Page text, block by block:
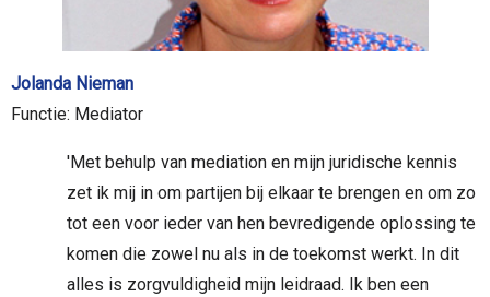
Jolanda Nieman
Functie: Mediator
'Met behulp van mediation en mijn juridische kennis
zet ik mij in om partijen bij elkaar te brengen en om zo
tot een voor ieder van hen bevredigende oplossing te
komen die zowel nu als in de toekomst werkt. In dit
alles is zorgvuldigheid mijn leidraad. Ik ben een